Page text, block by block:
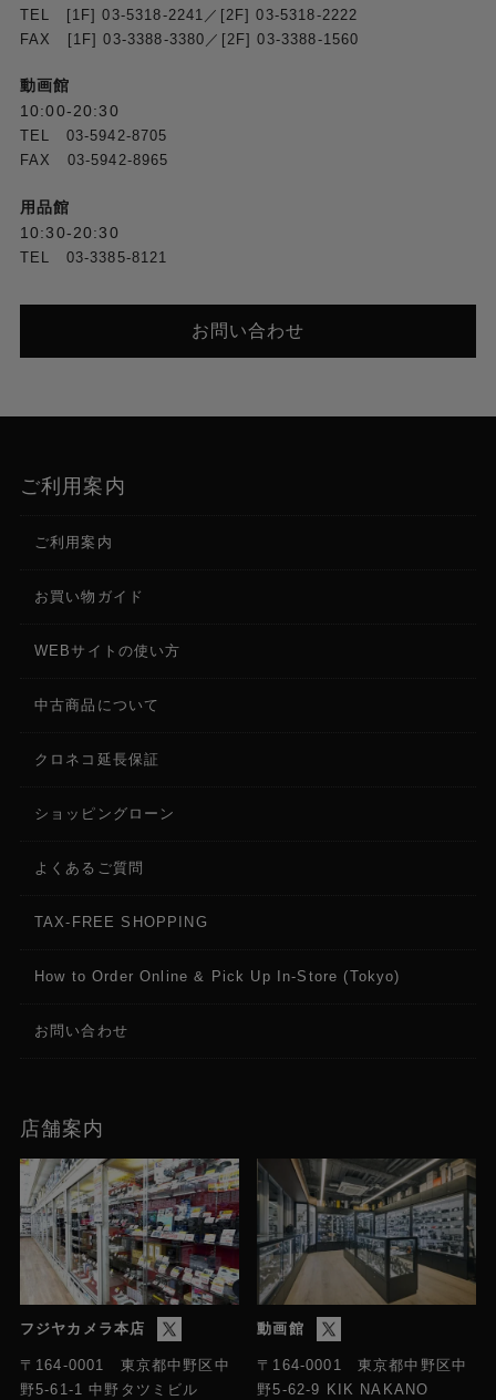
TEL [1F] 03-5318-2241／[2F] 03-5318-2222
FAX [1F] 03-3388-3380／[2F] 03-3388-1560
動画館
10:00-20:30
TEL 03-5942-8705
FAX 03-5942-8965
用品館
10:30-20:30
TEL 03-3385-8121
お問い合わせ
ご利用案内
ご利用案内
お買い物ガイド
WEBサイトの使い方
中古商品について
クロネコ延長保証
ショッピングローン
よくあるご質問
TAX-FREE SHOPPING
How to Order Online & Pick Up In-Store (Tokyo)
お問い合わせ
店舗案内
フジヤカメラ本店
〒164-0001 東京都中野区中
野5-61-1 中野タツミビル
動画館
〒164-0001 東京都中野区中
野5-62-9 KIK NAKANO